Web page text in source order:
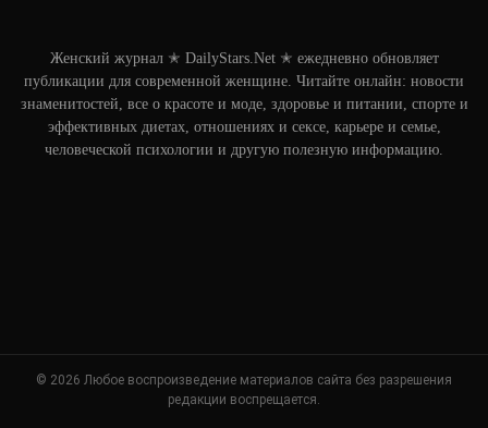
Женский журнал ✭ DailyStars.Net ✭ ежедневно обновляет
публикации для современной женщине. Читайте онлайн: новости
знаменитостей, все о красоте и моде, здоровье и питании, спорте и
эффективных диетах, отношениях и сексе, карьере и семье,
человеческой психологии и другую полезную информацию.
© 2026 Любое воспроизведение материалов сайта без разрешения
редакции воспрещается.